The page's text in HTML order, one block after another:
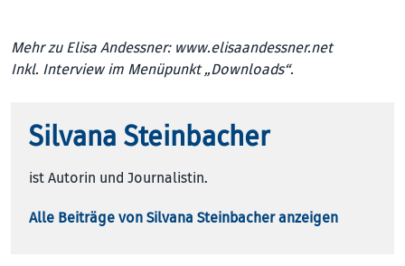
Mehr zu Elisa Andessner: www.elisaandessner.net
Inkl. Interview im Menüpunkt „Downloads“.
Silvana Steinbacher
ist Autorin und Journalistin.
Alle Beiträge von Silvana Steinbacher anzeigen